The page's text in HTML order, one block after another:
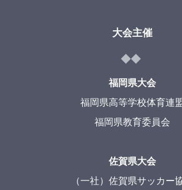
大会主催
福岡県大会
福岡県高等学校体育連
福岡県教育委員会
佐賀県大会
（一社）佐賀県サッカー